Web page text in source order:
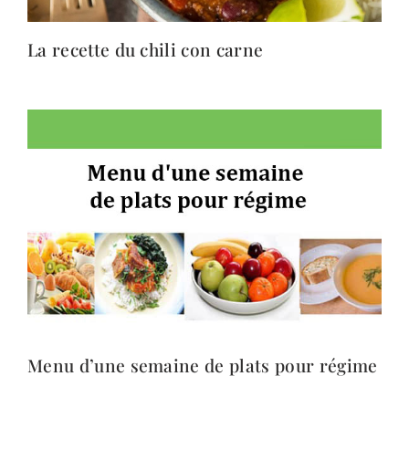
La recette du chili con carne
Menu d’une semaine de plats pour régime